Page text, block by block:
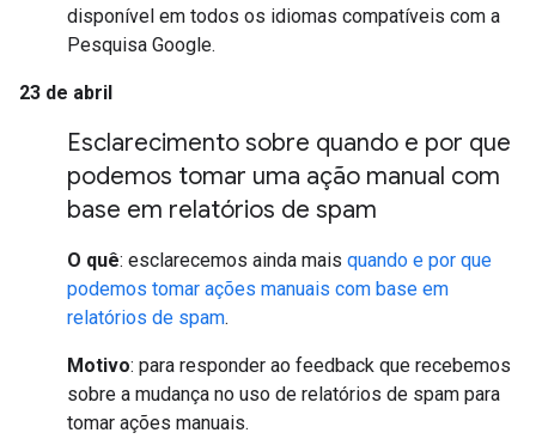
disponível em todos os idiomas compatíveis com a
Pesquisa Google.
23 de abril
Esclarecimento sobre quando e por que
podemos tomar uma ação manual com
base em relatórios de spam
O quê: esclarecemos ainda mais quando e por que
podemos tomar ações manuais com base em
relatórios de spam.
Motivo: para responder ao feedback que recebemos
sobre a mudança no uso de relatórios de spam para
tomar ações manuais.